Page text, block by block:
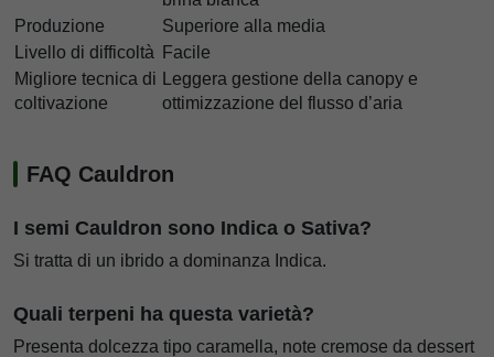
Produzione
Superiore alla media
Livello di difficoltà
Facile
Migliore tecnica di
coltivazione
Leggera gestione della canopy e
ottimizzazione del flusso d’aria
FAQ Cauldron
I semi Cauldron sono Indica o Sativa?
Si tratta di un ibrido a dominanza Indica.
Quali terpeni ha questa varietà?
Presenta dolcezza tipo caramella, note cremose da dessert